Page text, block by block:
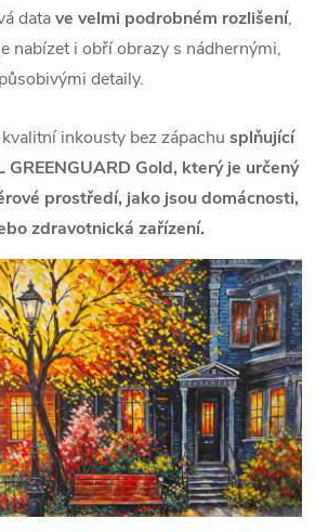
datave velmi podrobném rozlišení,
nabízet i obří obrazy s nádhernými,
působivými detaily.
inkousty bez zápachu splňující
Gold, který je určený
prostředí, jako jsou domácnosti,
zdravotnická zařízení.